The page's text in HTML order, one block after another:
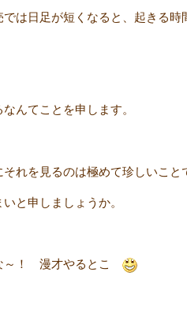
は日足が短くなると、起きる時
んてことを申します。
れを見るのは極めて珍しいこと
と申しましょうか。
～！ 漫才やるとこ